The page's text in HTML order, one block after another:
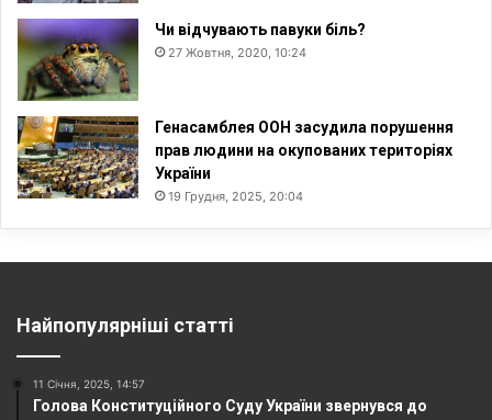
Чи відчувають павуки біль?
27 Жовтня, 2020, 10:24
Генасамблея ООН засудила порушення
прав людини на окупованих територіях
України
19 Грудня, 2025, 20:04
Найпопулярніші статті
11 Січня, 2025, 14:57
Голова Конституційного Суду України звернувся до